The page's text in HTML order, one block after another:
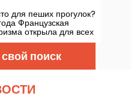
для пеших прогулок?
Французская
открыла для всех
полностью
вокруг Парижа.
поиск